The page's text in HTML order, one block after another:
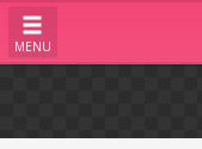
MENU